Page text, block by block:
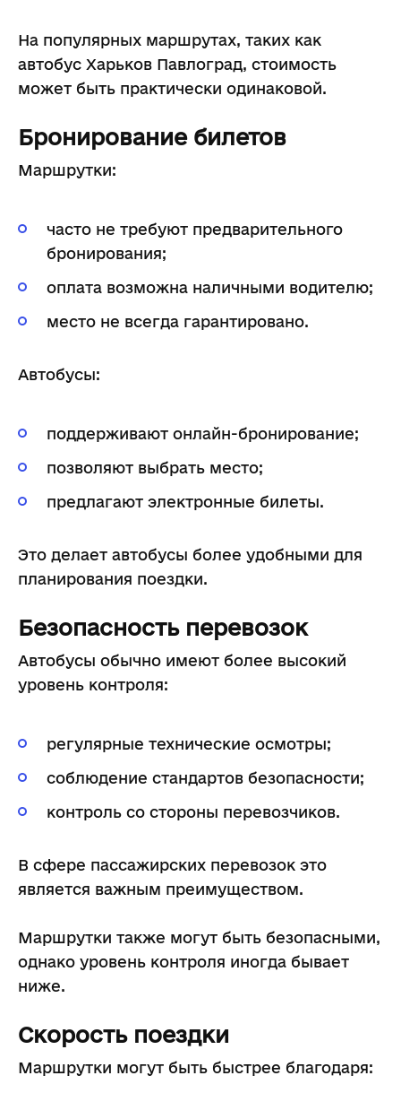
На популярных маршрутах, таких как
автобус Харьков Павлоград, стоимость
может быть практически одинаковой.
Бронирование билетов
Маршрутки:
часто не требуют предварительного
бронирования;
оплата возможна наличными водителю;
место не всегда гарантировано.
Автобусы:
поддерживают онлайн-бронирование;
позволяют выбрать место;
предлагают электронные билеты.
Это делает автобусы более удобными для
планирования поездки.
Безопасность перевозок
Автобусы обычно имеют более высокий
уровень контроля:
регулярные технические осмотры;
соблюдение стандартов безопасности;
контроль со стороны перевозчиков.
В сфере пассажирских перевозок это
является важным преимуществом.
Маршрутки также могут быть безопасными,
однако уровень контроля иногда бывает
ниже.
Скорость поездки
Маршрутки могут быть быстрее благодаря: